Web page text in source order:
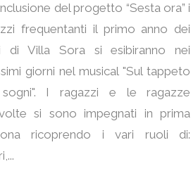
del progetto “Sesta ora” i
frequentanti il primo anno dei
di Villa Sora si esibiranno nei
giorni nel musical "Sul tappeto
I ragazzi e le ragazze
si sono impegnati in prima
ricoprendo i vari ruoli di: